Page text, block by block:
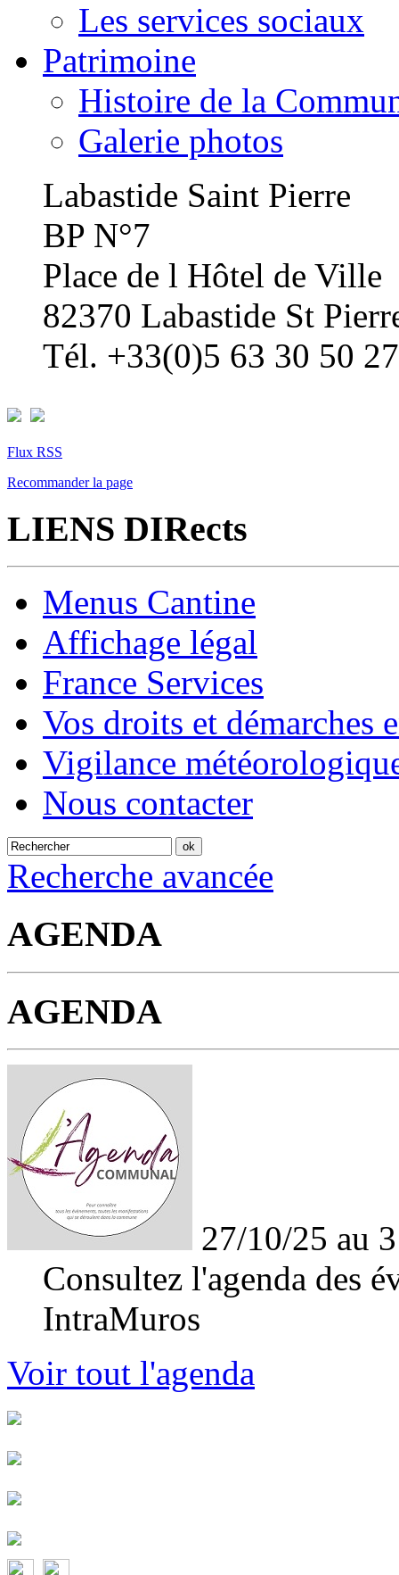
Les services sociaux
Patrimoine
Histoire de la
Galerie photos
Labastide Saint Pierre
BP N°7
Place de l Hôtel de Ville
82370 Labastide St
Tél. +33(0)5 63 30 50 27
Flux RSS
Recommander la page
LIENS DIRects
Menus Cantine
Affichage légal
France Services
Vos droits et démarches
Vigilance
Nous contacter
Recherche avancée
AGENDA
AGENDA
27/10/25 au
Consultez l'agenda des
IntraMuros
Voir tout l'agenda